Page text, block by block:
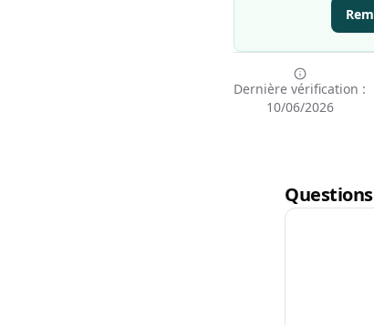
Dernière vérification :
10/06/2026